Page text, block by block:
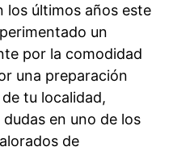
los últimos años este
un
por la comodidad
una preparación
tu localidad,
en uno de los
de